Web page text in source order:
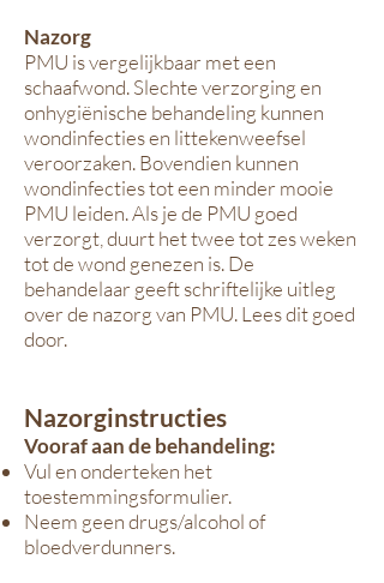
Nazorg
PMU is vergelijkbaar met een
schaafwond. Slechte verzorging en
onhygiënische behandeling kunnen
wondinfecties en littekenweefsel
veroorzaken. Bovendien kunnen
wondinfecties tot een minder mooie
PMU leiden. Als je de PMU goed
verzorgt, duurt het twee tot zes weken
tot de wond genezen is. De
behandelaar geeft schriftelijke uitleg
over de nazorg van PMU. Lees dit goed
door.
Nazorginstructies
Vooraf aan de behandeling:
Vul en onderteken het
toestemmingsformulier.
Neem geen drugs/alcohol of
bloedverdunners.